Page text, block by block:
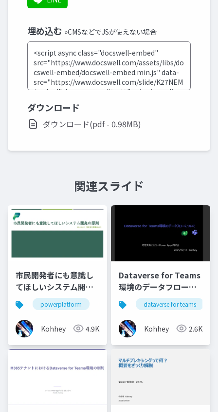
埋め込む »CMSなどでJSが使えない場合
ダウンロード
ダウンロード(pdf - 0.98MB)
関連スライド
市民開発者にも意識し
てほしいシステム開発
の原則powerplatform powerapps powerautomate
Kohhey 4.9K
Dataverse for Teams
環境のデータフローに
ついてdataverse for teams
Kohhey 2.6K